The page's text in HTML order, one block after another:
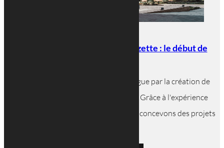
Plan d’architecte à Esch-sur-Alzette : le début de
Depuis 1945, notre cabinet se distingue par la création de
plan d'architecte à Esch-sur-Alzette. Grâce à l'expérience
accumulée sur trois générations, nous concevons des projets